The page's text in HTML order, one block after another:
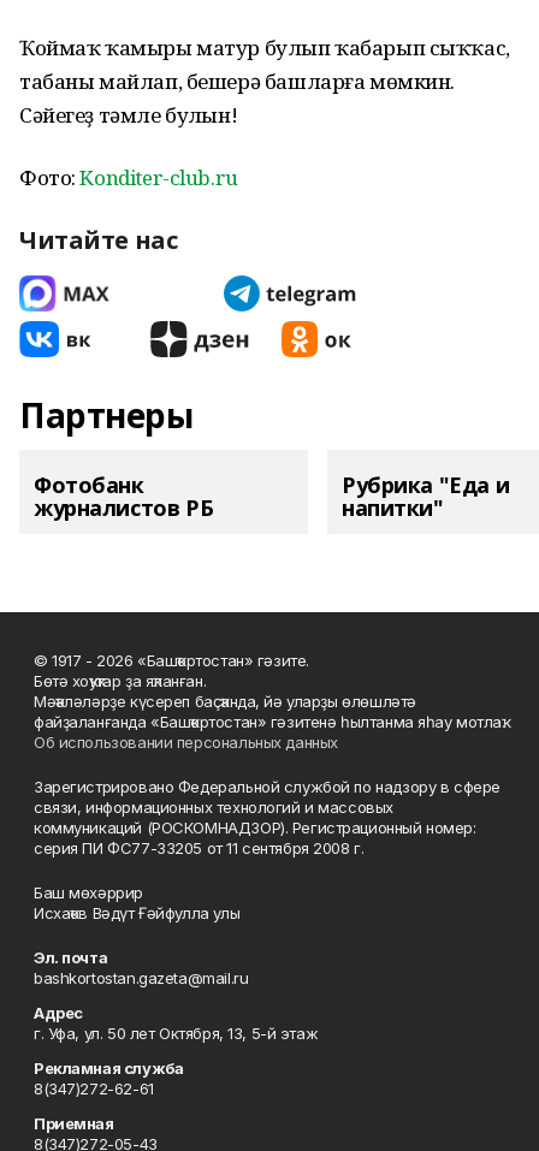
Ҡоймаҡ ҡамыры матур булып ҡабарып сыҡҡас,
табаны майлап, бешерә башларға мөмкин.
Сәйегеҙ тәмле булһын!
Фото:Konditer-club.ru
Читайте нас
Партнеры
Фотобанк
журналистов РБ
Рубрика "Еда и
напитки"
© 1917 - 2026 «Башҡортостан» гәзите.
Бөтә хоҡуҡтар ҙа яҡланған.
Мәҡәләләрҙе күсереп баҫҡанда, йә уларҙы өлөшләтә
файҙаланғанда «Башҡортостан» гәзитенә һылтанма яһау мотлаҡ.
Об использовании персональных данных
Зарегистрировано Федеральной службой по надзору в сфере
связи, информационных технологий и массовых
коммуникаций (РОСКОМНАДЗОР). Регистрационный номер:
серия ПИ ФС77-33205 от 11 сентября 2008 г.
Баш мөхәррир
Исхаҡов Вәдүт Ғәйфулла улы
Эл. почта
bashkortostan.gazeta@mail.ru
Адрес
г. Уфа, ул. 50 лет Октября, 13, 5-й этаж
Рекламная служба
8(347)272-62-61
Приемная
8(347)272-05-43